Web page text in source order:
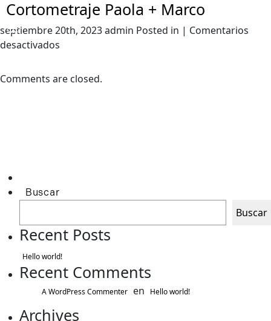
Cortometraje Paola + Marco
septiembre 20th, 2023 admin Posted in | Comentarios
desactivados
Paola
Comments are closed.
Buscar
Buscar
Recent Posts
Hello world!
Recent Comments
A WordPress Commenter en Hello world!
Archives